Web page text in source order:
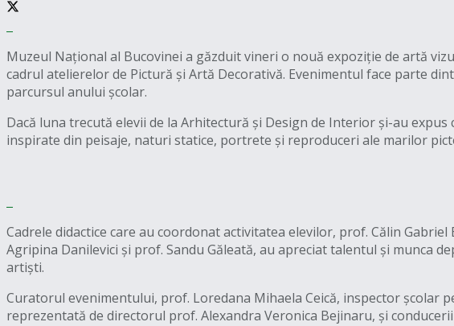
Muzeul Național al Bucovinei a găzduit vineri o nouă expoziție de artă
cadrul atelierelor de Pictură și Artă Decorativă. Evenimentul face parte
parcursul anului școlar.
Dacă luna trecută elevii de la Arhitectură și Design de Interior și-au
inspirate din peisaje, naturi statice, portrete și reproduceri ale marilor
Cadrele didactice care au coordonat activitatea elevilor, prof. Călin
Agripina Danilevici și prof. Sandu Găleată, au apreciat talentul și munca
artiști.
Curatorul evenimentului, prof. Loredana Mihaela Ceică, inspector școlar
reprezentată de directorul prof. Alexandra Veronica Bejinaru, și